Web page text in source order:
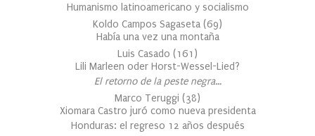
Humanismo latinoamericano y socialismo
Koldo Campos Sagaseta (69)
Había una vez una montaña
Luis Casado (161 )
Lili Marleen oder Horst-Wessel-Lied?
El retorno de la peste negra…
Marco Teruggi (38)
Xiomara Castro juró como nueva presidenta
Honduras: el regreso 12 años después